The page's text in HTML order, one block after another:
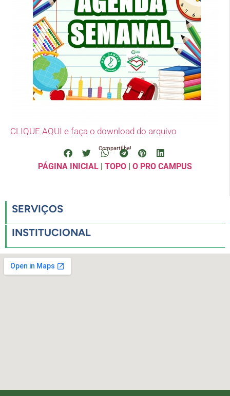
CLIQUE AQUI e faça o download do arquivo
Compartilhe!
PÁGINA INICIAL| TOPO| O PRO CAMPUS
SERVIÇOS
INSTITUCIONAL